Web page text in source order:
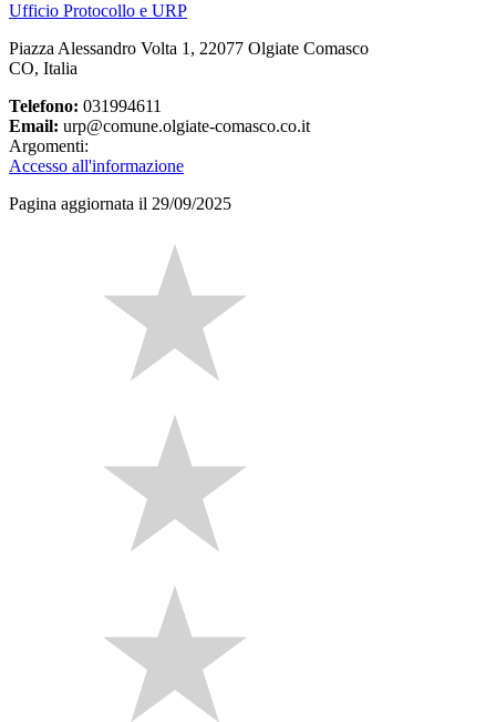
Ufficio Protocollo e URP
Piazza Alessandro Volta 1, 22077 Olgiate Comasco
CO, Italia
Telefono: 031994611
Email: urp@comune.olgiate-comasco.co.it
Argomenti:
Accesso all'informazione
Pagina aggiornata il 29/09/2025